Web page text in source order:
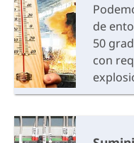
de
50
con